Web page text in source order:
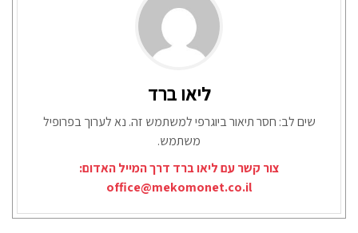
ליאו ברד
שים לב: חסר תיאור ביוגרפי למשתמש זה. נא לערוך בפרופיל
משתמש.
צור קשר עם ליאו ברד דרך המייל האדום:
office@mekomonet.co.il